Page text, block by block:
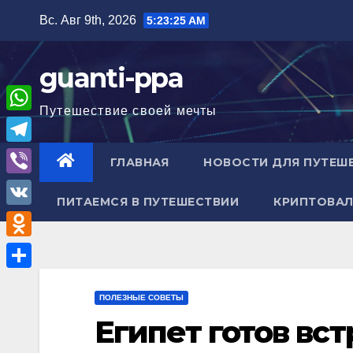
содержимому
Вс. Авг 9th, 2026 5:23:27 AM
guanti-ppa
Путешествие своей мечты
ГЛАВНАЯ НОВОСТИ ДЛЯ
ПИТАЕМСЯ В ПУТЕШЕСТВИИ
ПОЛЕЗНЫЕ СОВЕТЫ
Египет готов
W
h
a
A
T
e
l
e
g
V
i
b
e
V
K
O